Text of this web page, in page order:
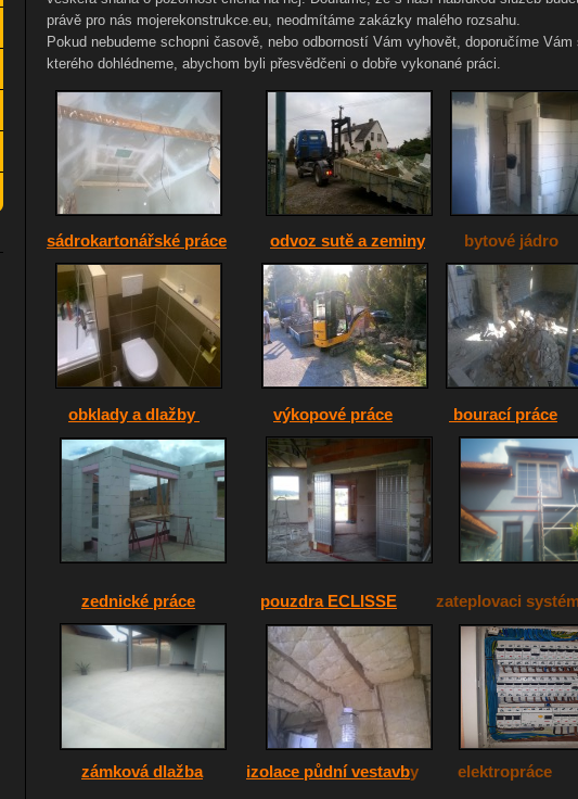
právě pro nás mojerekonstrukce.eu, neodmítáme zakázky malého rozsahu.
Pokud nebudeme schopni časově, nebo odborností Vám vyhovět, doporučíme
kterého dohlédneme, abychom byli přesvědčeni o dobře vykonané práci.
sádrokartonářské práce odvoz sutě a zeminy bytové jádro
obklady a dlažby výkopové práce bourací práce
zednické práce pouzdra ECLISSE zateplovaci
zámková dlažba izolace půdní vestavby elektropráce